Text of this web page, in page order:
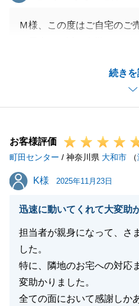
続き
Ｍ様、この度はご自宅のご
手続きをなさっていただく
お仕事柄、ご多忙であるに
していただき有難うござい
非ご用命くださいませ。
お客様評価
町田センター / 神奈川県 大和市 （
K様
K様 2025年11月23日
迅速に動いてくれて大変助
担当者が親身になって、さ
した。
特に、隣地のお宅への対応
変助かりました。
全ての面において感謝しか